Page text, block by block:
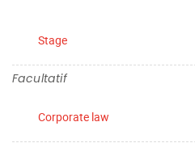
Stage
Facultatif
Corporate law